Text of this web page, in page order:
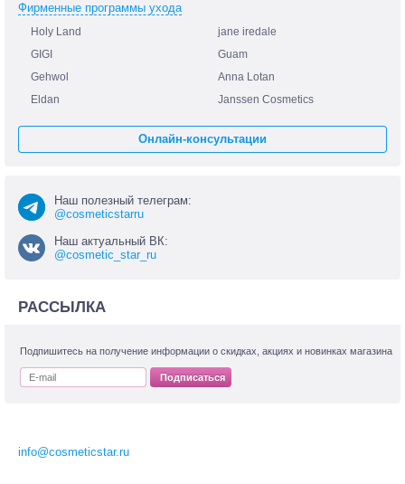
Фирменные программы ухода
Holy Land
jane iredale
GIGI
Guam
Gehwol
Anna Lotan
Eldan
Janssen Cosmetics
Онлайн-консультации
Наш полезный телеграм:
@cosmeticstarru
Наш актуальный ВК:
@cosmetic_star_ru
РАССЫЛКА
Подпишитесь на получение информации о скидках, акциях и новинках магазина
Подписаться
info@cosmeticstar.ru